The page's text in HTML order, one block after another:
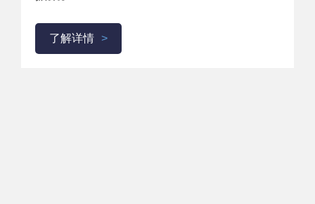
了解详情